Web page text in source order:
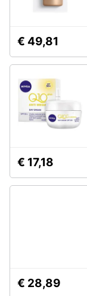
€ 49,81
€ 17,18
€ 28,89